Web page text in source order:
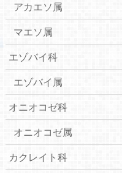
アカエソ属
マエソ属
エゾバイ科
エゾバイ属
オニオコゼ科
オニオコゼ属
カクレイト科